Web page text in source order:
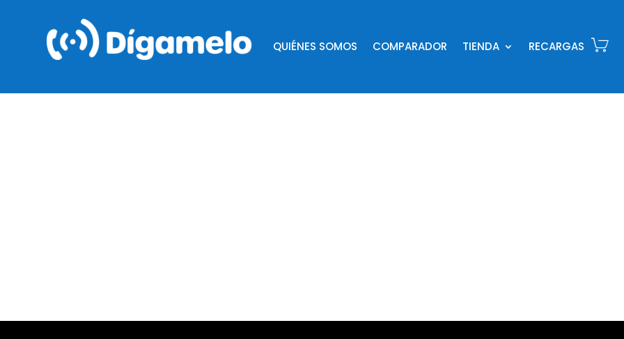
QUIÉNES SOMOS COMPARADOR TIENDA RECARGAS